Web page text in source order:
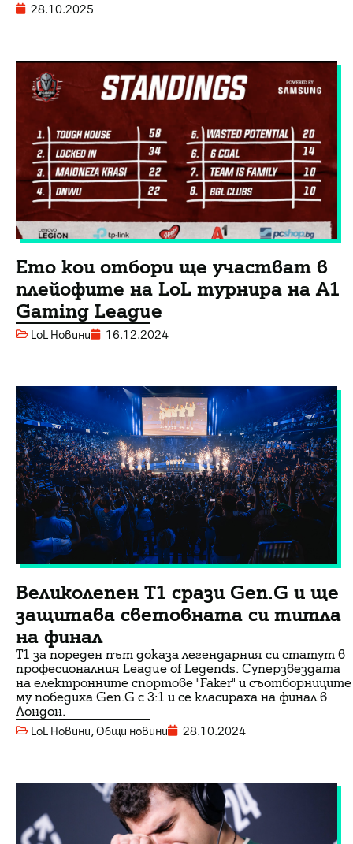
28.10.2025
Ето кои отбори ще участват в
плейофите на LoL турнира на A1
Gaming League
LoL Новини 16.12.2024
Великолепен T1 срази Gen.G и ще
защитава световната си титла
на финал
T1 за пореден път доказа легендарния си статут в
професионалния League of Legends. Суперзвездата
на електронните спортове "Faker" и съотборниците
му победиха Gen.G с 3:1 и се класираха на финал в
Лондон.
LoL Новини Общи новини 28.10.2024